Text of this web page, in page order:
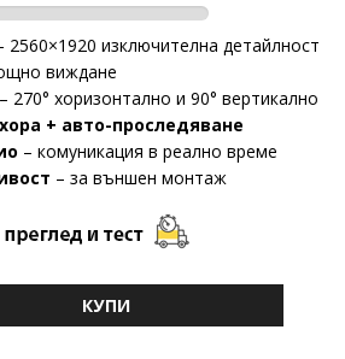
2560×1920 изключителна детайлност
виждане
– 270° хоризонтално и 90° вертикално
+ авто-проследяване
– комуникация в реално време
– за външен монтаж
КУПИ